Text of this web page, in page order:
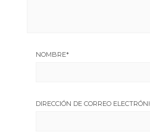
NOMBRE*
DIRECCIÓN DE CORREO